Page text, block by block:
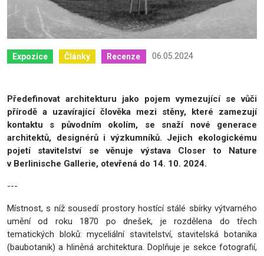
Expozice Články Recenze 06.05.2024
Předefinovat architekturu jako pojem vymezující se vůči
přírodě a uzavírající člověka mezi stěny, které zamezují
kontaktu s původním okolím, se snaží nové generace
architektů, designérů i výzkumníků. Jejich ekologickému
pojetí stavitelství se věnuje výstava Closer to Nature
v Berlinische Gallerie, otevřená do 14. 10. 2024.
---
Místnost, s níž sousedí prostory hostící stálé sbírky výtvarného
umění od roku 1870 po dnešek, je rozdělena do třech
tematických bloků: myceliální stavitelství, stavitelská botanika
(baubotanik) a hliněná architektura. Doplňuje je sekce fotografií,